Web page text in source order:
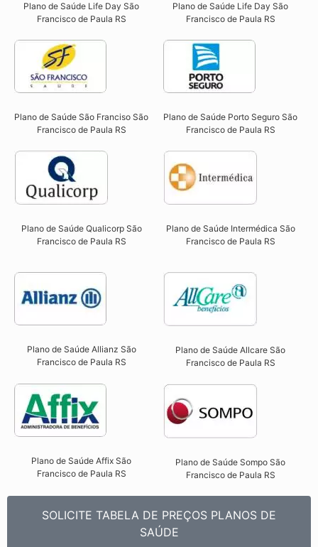
Plano de Saúde Life Day São
Francisco de Paula RS
Plano de Saúde Life Day São
Francisco de Paula RS
Plano de Saúde São Franciso São
Francisco de Paula RS​
Plano de Saúde Porto Seguro São
Francisco de Paula RS​
Plano de Saúde Qualicorp São
Francisco de Paula RS​
Plano de Saúde Intermédica São
Francisco de Paula RS
Plano de Saúde Allianz São
Francisco de Paula RS​
Plano de Saúde Allcare São
Francisco de Paula RS​
Plano de Saúde Affix São
Francisco de Paula RS​
Plano de Saúde Sompo São
Francisco de Paula RS​
SOLICITE TABELA DE PREÇOS PLANOS DE
SAÚDE